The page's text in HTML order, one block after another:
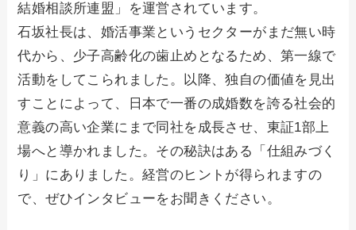
結婚相談所連盟」を運営されています。
石坂社長は、婚活事業というセクターがまだ無い時
代から、少子高齢化の歯止めとなるため、第一線で
活動をしてこられました。以降、独自の価値を見出
すことによって、日本で一番の成婚数を誇る社会的
意義の高い企業にまで同社を成長させ、東証1部上
場へと導かれました。その秘訣はある「仕組みづく
り」にありました。経営のヒントが得られますの
で、ぜひインタビューをお聞きください。